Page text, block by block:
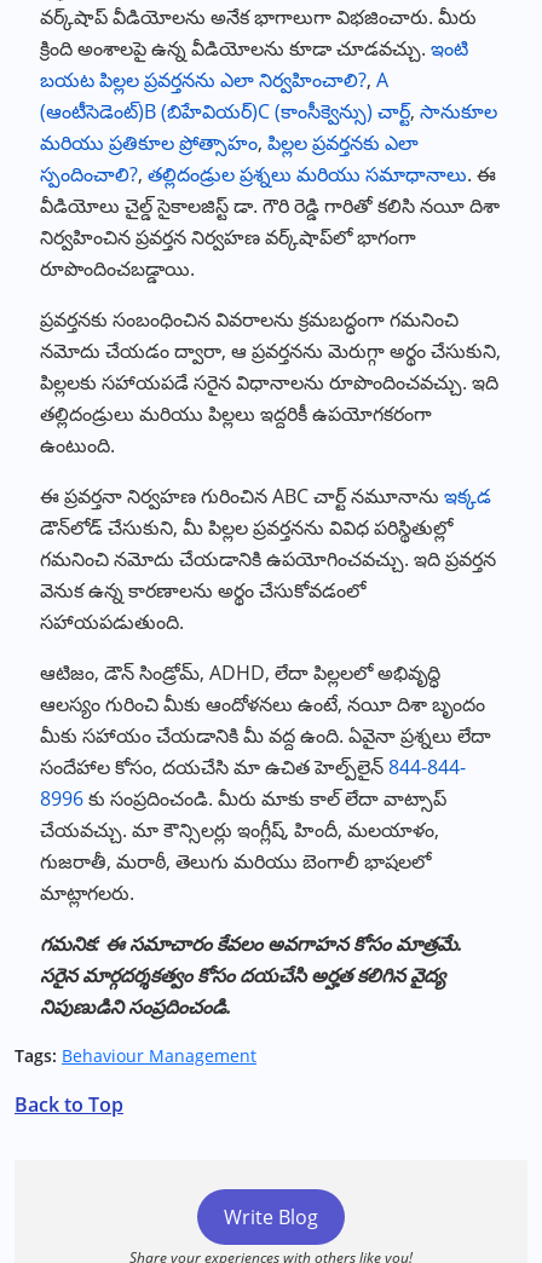
వర్క్‌షాప్ వీడియోలను అనేక భాగాలుగా విభజించారు. మీరు
క్రింది అంశాలపై ఉన్న వీడియోలను కూడా చూడవచ్చు. ఇంటి
బయట పిల్లల ప్రవర్తనను ఎలా నిర్వహించాలి?, A
(ఆంటీసెడెంట్)B (బిహేవియర్)C (కాంసీక్వెన్సు) చార్ట్, సానుకూల
మరియు ప్రతికూల ప్రోత్సాహం, పిల్లల ప్రవర్తనకు ఎలా
స్పందించాలి?, తల్లిదండ్రుల ప్రశ్నలు మరియు సమాధానాలు. ఈ
వీడియోలు చైల్డ్ సైకాలజిస్ట్ డా. గౌరి రెడ్డి గారితో కలిసి నయీ దిశా
నిర్వహించిన ప్రవర్తన నిర్వహణ వర్క్‌షాప్‌లో భాగంగా
రూపొందించబడ్డాయి.
ప్రవర్తనకు సంబంధించిన వివరాలను క్రమబద్ధంగా గమనించి
నమోదు చేయడం ద్వారా, ఆ ప్రవర్తనను మెరుగ్గా అర్థం చేసుకుని,
పిల్లలకు సహాయపడే సరైన విధానాలను రూపొందించవచ్చు. ఇది
తల్లిదండ్రులు మరియు పిల్లలు ఇద్దరికీ ఉపయోగకరంగా
ఉంటుంది.
ఈ ప్రవర్తనా నిర్వహణ గురించిన ABC చార్ట్ నమూనాను ఇక్కడ
డౌన్‌లోడ్ చేసుకుని, మీ పిల్లల ప్రవర్తనను వివిధ పరిస్థితుల్లో
గమనించి నమోదు చేయడానికి ఉపయోగించవచ్చు. ఇది ప్రవర్తన
వెనుక ఉన్న కారణాలను అర్థం చేసుకోవడంలో
సహాయపడుతుంది.
ఆటిజం, డౌన్ సిండ్రోమ్, ADHD, లేదా పిల్లలలో అభివృద్ధి
ఆలస్యం గురించి మీకు ఆందోళనలు ఉంటే, నయీ దిశా బృందం
మీకు సహాయం చేయడానికి మీ వద్ద ఉంది. ఏవైనా ప్రశ్నలు లేదా
సందేహాల కోసం, దయచేసి మా ఉచిత హెల్ప్‌లైన్844-844-
8996కు సంప్రదించండి. మీరు మాకు కాల్ లేదా వాట్సాప్
చేయవచ్చు. మా కౌన్సిలర్లు ఇంగ్లీష్, హిందీ, మలయాళం,
గుజరాతీ, మరాఠీ, తెలుగు మరియు బెంగాలీ భాషలలో
మాట్లాగలరు.
గమనిక: ఈ సమాచారం కేవలం అవగాహన కోసం మాత్రమే.
సరైన మార్గదర్శకత్వం కోసం దయచేసి అర్హత కలిగిన వైద్య
నిపుణుడిని సంప్రదించండి.
Tags: Behaviour Management
Back to Top
Write Blog
Share your experiences with others like you!